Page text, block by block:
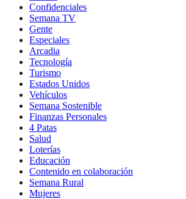
Confidenciales
Semana TV
Gente
Especiales
Arcadia
Tecnología
Turismo
Estados Unidos
Vehículos
Semana Sostenible
Finanzas Personales
4 Patas
Salud
Loterías
Educación
Contenido en colaboración
Semana Rural
Mujeres